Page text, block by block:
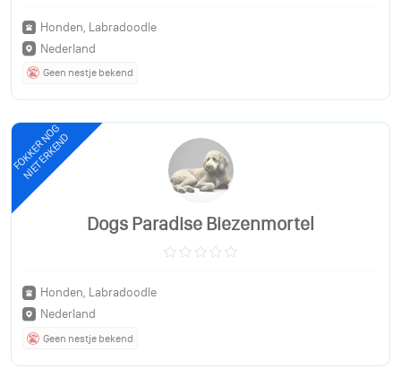
Honden, Labradoodle
Nederland
Geen nestje bekend
FOKKER NOG
NIET ERKEND
Dogs Paradise Biezenmortel
Honden, Labradoodle
Nederland
Geen nestje bekend